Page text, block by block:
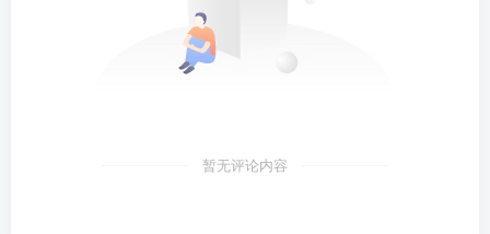
暂无评论内容